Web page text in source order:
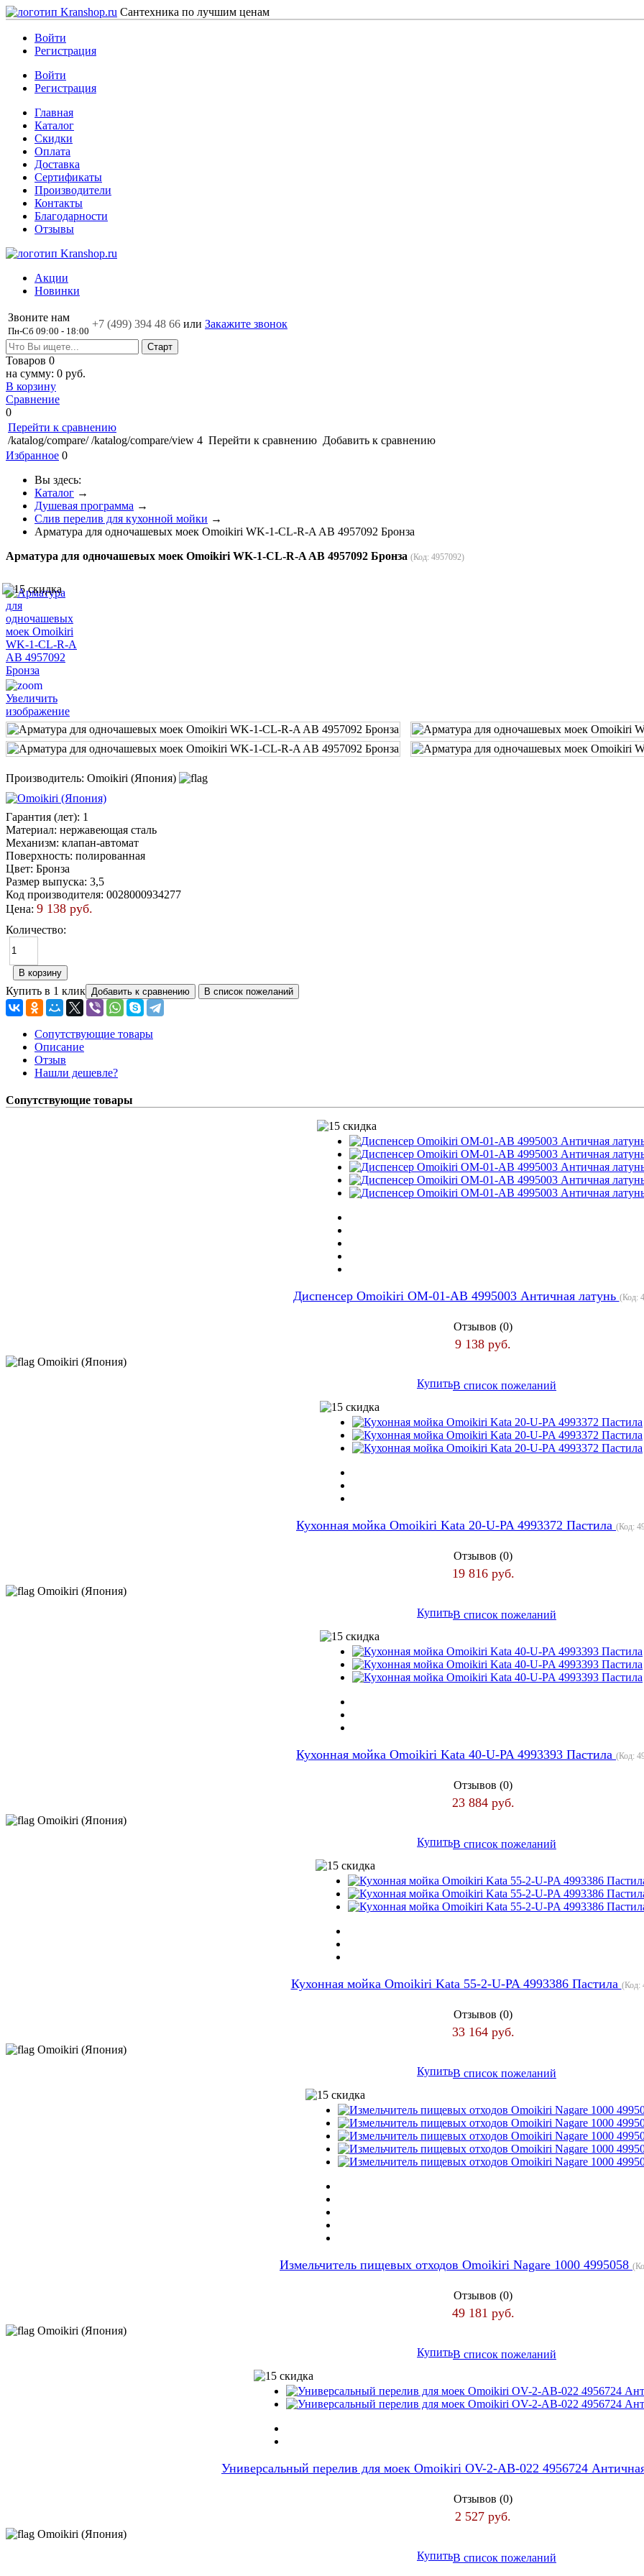
Сантехника по лучшим ценам
Войти
Регистрация
Войти
Регистрация
Главная
Каталог
Скидки
Оплата
Доставка
Сертификаты
Производители
Контакты
Благодарности
Отзывы
Акции
Новинки
Звоните нам
Пн-Сб 09:00 - 18:00
+7 (499) 394 48 66 или Закажите звонок
Товаров 0
на сумму: 0 руб.
В корзину
Сравнение
0
Перейти к сравнению
/katalog/compare/ /katalog/compare/view 4 Перейти к сравнению Добавить к сравнению
Избранное 0
Вы здесь:
Каталог →
Душевая программа →
Слив перелив для кухонной мойки →
Арматура для одночашевых моек Omoikiri WK-1-CL-R-A AB 4957092 Бронза
Арматура для одночашевых моек Omoikiri WK-1-CL-R-A AB 4957092 Бронза (Код: 4957092)
Увеличить
изображение
Производитель: Omoikiri (Япония)
Гарантия (лет): 1
Материал: нержавеющая сталь
Механизм: клапан-автомат
Поверхность: полированная
Цвет: Бронза
Размер выпуска: 3,5
Код производителя: 0028000934277
Цена: 9 138 руб.
Количество:
Купить в 1 клик
Сопутствующие товары
Описание
Отзыв
Нашли дешевле?
Сопутствующие товары
Диспенсер Omoikiri OM-01-AB 4995003 Античная латунь (Код:
Отзывов (0)
9 138 руб.
Omoikiri (Япония)
КупитьВ список пожеланий
Кухонная мойка Omoikiri Kata 20-U-PA 4993372 Пастила (Код:
Отзывов (0)
19 816 руб.
Omoikiri (Япония)
КупитьВ список пожеланий
Кухонная мойка Omoikiri Kata 40-U-PA 4993393 Пастила (Код:
Отзывов (0)
23 884 руб.
Omoikiri (Япония)
КупитьВ список пожеланий
Кухонная мойка Omoikiri Kata 55-2-U-PA 4993386 Пастила (Код:
Отзывов (0)
33 164 руб.
Omoikiri (Япония)
КупитьВ список пожеланий
Измельчитель пищевых отходов Omoikiri Nagare 1000 4995058
Отзывов (0)
49 181 руб.
Omoikiri (Япония)
КупитьВ список пожеланий
Универсальный перелив для моек Omoikiri OV-2-AB-022 4956724
Отзывов (0)
2 527 руб.
Omoikiri (Япония)
КупитьВ список пожеланий